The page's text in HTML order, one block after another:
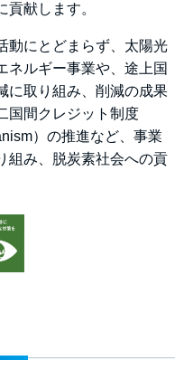
献します。
動にとどまらず、太陽光
ネルギー事業や、途上国
に取り組み、削減の成果
国間クレジット制度
）の推進など、事業
組み、脱炭素社会への貢